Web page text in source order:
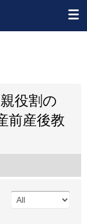
役割の
前産後教